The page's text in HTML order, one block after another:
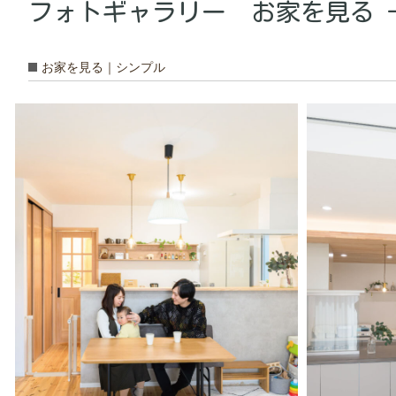
フォトギャラリー お家を見る
お家を見る｜シンプル